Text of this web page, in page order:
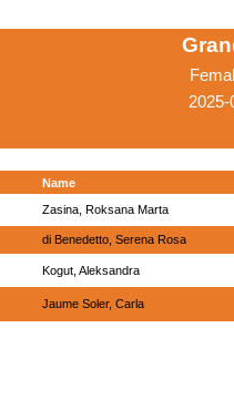
Name
Zasina, Roksana Marta
di Benedetto, Serena Rosa
Kogut, Aleksandra
Jaume Soler, Carla